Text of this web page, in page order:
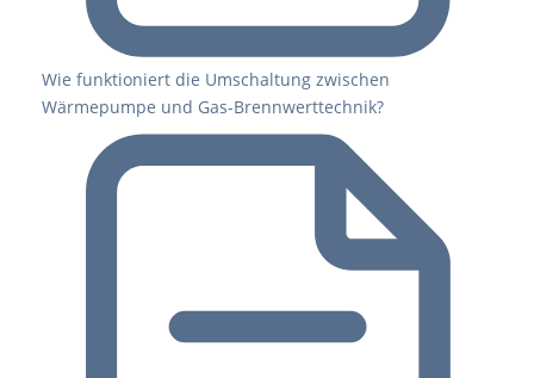
Wie funktioniert die Umschaltung zwischen
Wärmepumpe und Gas-Brennwerttechnik?